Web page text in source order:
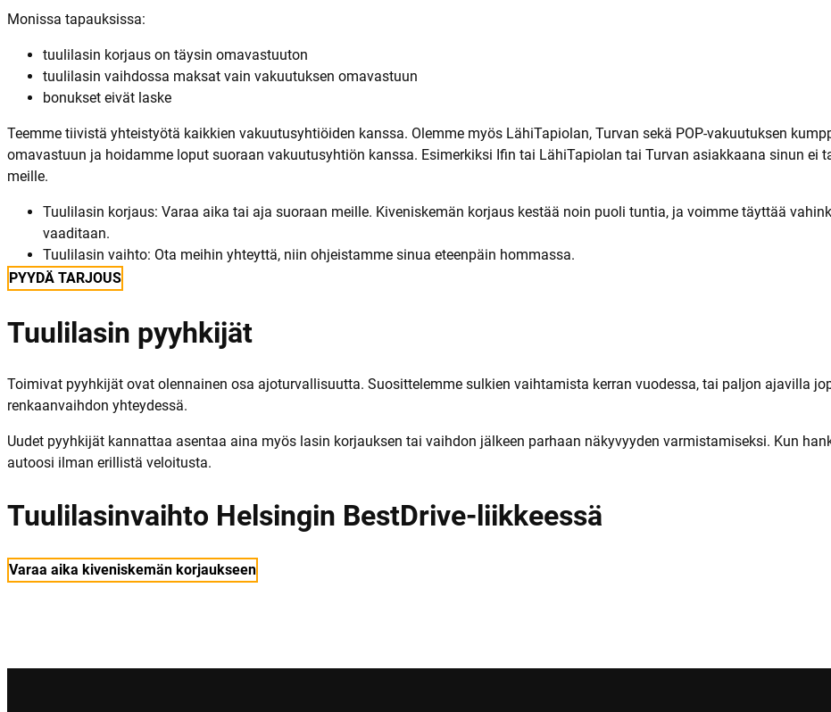
Monissa tapauksissa:
tuulilasin korjaus on täysin omavastuuton
tuulilasin vaihdossa maksat vain vakuutuksen omavastuun
bonukset eivät laske
Teemme tiivistä yhteistyötä kaikkien vakuutusyhtiöiden kanssa. Olemme myös LähiTapiolan, Turvan sekä POP-vakuutuksen
omavastuun ja hoidamme loput suoraan vakuutusyhtiön kanssa. Esimerkiksi Ifin tai LähiTapiolan tai Turvan asiakkaana sinun ei
meille.
Tuulilasin korjaus: Varaa aika tai aja suoraan meille. Kiveniskemän korjaus kestää noin puoli tuntia, ja voimme täyttää
vaaditaan.
Tuulilasin vaihto: Ota meihin yhteyttä, niin ohjeistamme sinua eteenpäin hommassa.
PYYDÄ TARJOUS
Tuulilasin pyyhkijät
Toimivat pyyhkijät ovat olennainen osa ajoturvallisuutta. Suosittelemme sulkien vaihtamista kerran vuodessa, tai paljon ajavilla
renkaanvaihdon yhteydessä.
Uudet pyyhkijät kannattaa asentaa aina myös lasin korjauksen tai vaihdon jälkeen parhaan näkyvyyden varmistamiseksi. Kun
autoosi ilman erillistä veloitusta.
Tuulilasinvaihto Helsingin BestDrive-liikkeessä
Varaa aika kiveniskemän korjaukseen